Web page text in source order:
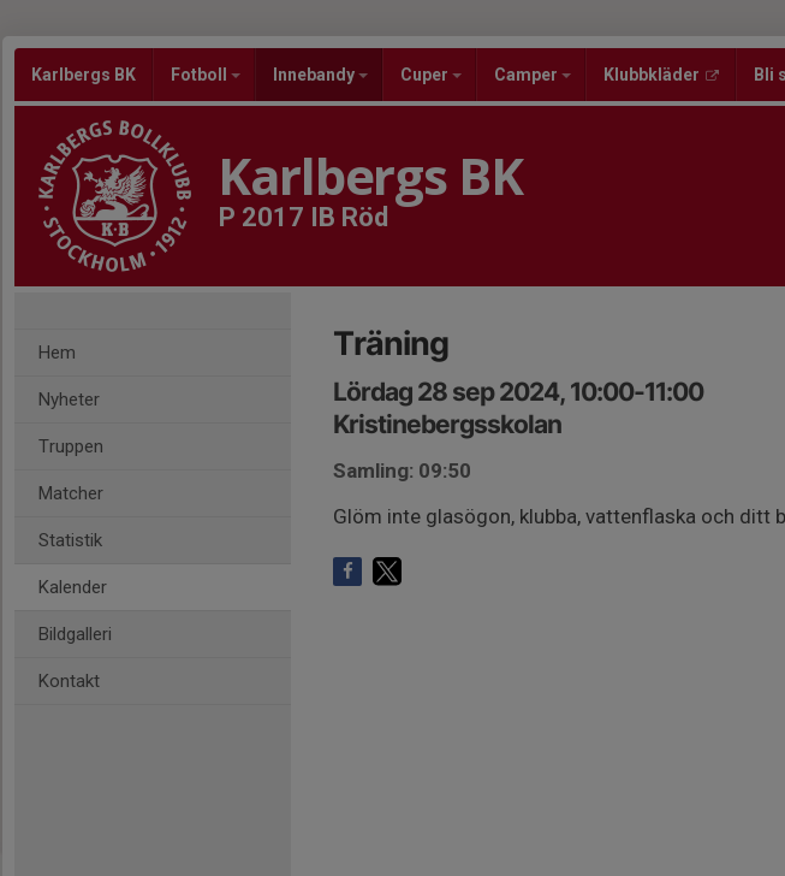
Karlbergs BK Fotboll Innebandy Cuper Camper Klubbkläder Bli
Karlbergs BK
P 2017 IB Röd
Hem
Nyheter
Truppen
Matcher
Statistik
Kalender
Bildgalleri
Kontakt
Träning
Lördag 28 sep 2024, 10:00-11:00
Kristinebergsskolan
Samling: 09:50
Glöm inte glasögon, klubba, vattenflaska och ditt